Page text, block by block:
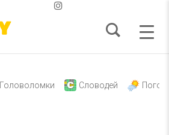
Головоломки Словодей